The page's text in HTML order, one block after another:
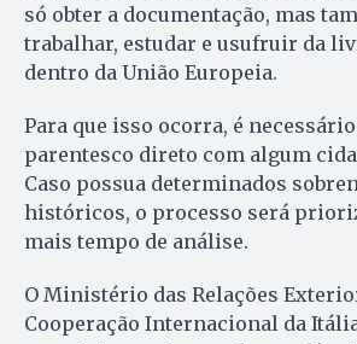
só obter a documentação, mas
trabalhar, estudar e usufruir da
dentro da União Europeia.
Para que isso ocorra, é
parentesco direto com algum
Caso possua determinados
históricos, o processo será
mais tempo de análise.
O Ministério das Relações
Cooperação Internacional da